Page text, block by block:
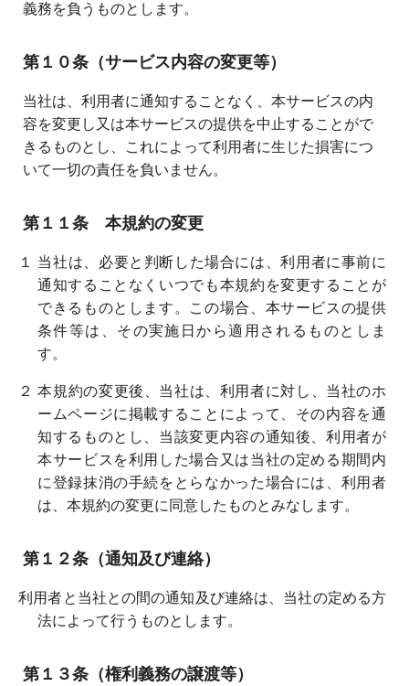
義務を負うものとします。
第１０条（サービス内容の変更等）
当社は、利用者に通知することなく、本サービスの内
容を変更し又は本サービスの提供を中止することがで
きるものとし、これによって利用者に生じた損害につ
いて一切の責任を負いません。
第１１条 本規約の変更
１ 当社は、必要と判断した場合には、利用者に事前に
通知することなくいつでも本規約を変更することが
できるものとします。この場合、本サービスの提供
条件等は、その実施日から適用されるものとしま
す。
２ 本規約の変更後、当社は、利用者に対し、当社のホ
ームページに掲載することによって、その内容を通
知するものとし、当該変更内容の通知後、利用者が
本サービスを利用した場合又は当社の定める期間内
に登録抹消の手続をとらなかった場合には、利用者
は、本規約の変更に同意したものとみなします。
第１２条（通知及び連絡）
利用者と当社との間の通知及び連絡は、当社の定める方
法によって行うものとします。
第１３条（権利義務の譲渡等）